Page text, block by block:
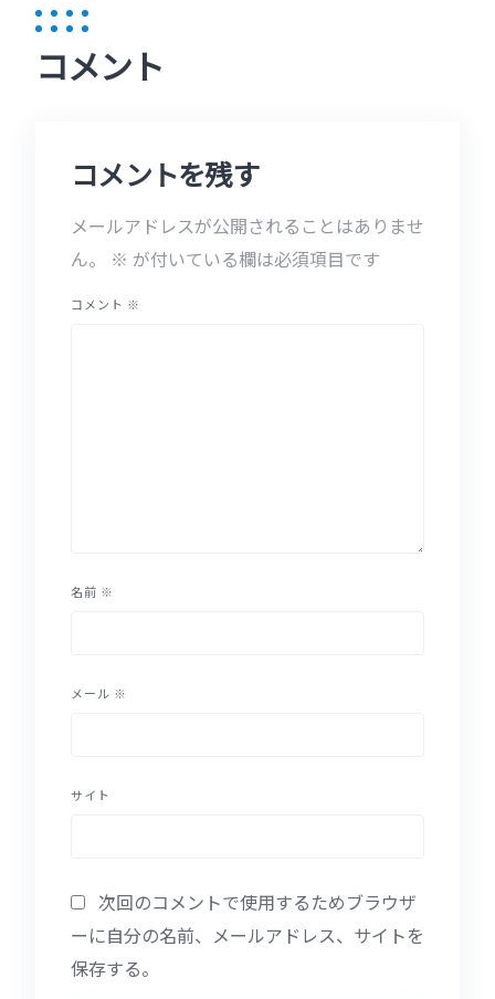
コメント
コメントを残す
メールアドレスが公開されることはありませ
ん。
※ が付いている欄は必須項目です
コメント ※
名前 ※
メール ※
サイト
次回のコメントで使用するためブラウザ
ーに自分の名前、メールアドレス、サイトを
保存する。